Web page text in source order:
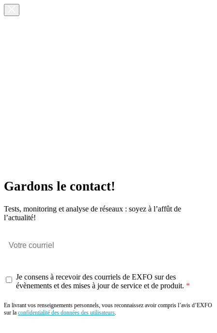
Gardons le contact!
Tests, monitoring et analyse de réseaux : soyez à l’affût de
l’actualité!
Je consens à recevoir des courriels de EXFO sur des
évènements et des mises à jour de service et de produit.
En livrant vos renseignements personnels, vous reconnaissez avoir compris l’avis d’EXFO
sur la confidentialité des données des utilisateurs.